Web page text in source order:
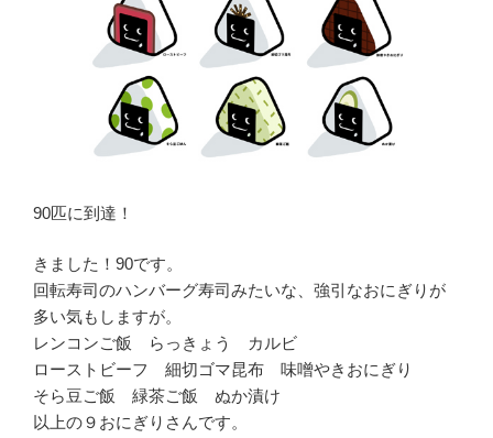
90匹に到達！
きました！90です。
回転寿司のハンバーグ寿司みたいな、強引なおにぎりが
多い気もしますが。
レンコンご飯 らっきょう カルビ
ローストビーフ 細切ゴマ昆布 味噌やきおにぎり
そら豆ご飯 緑茶ご飯 ぬか漬け
以上の９おにぎりさんです。